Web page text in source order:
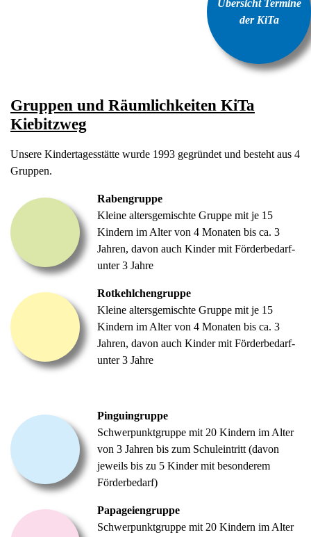
Übersicht Termine
der KiTa
Gruppen und Räumlichkeiten KiTa
Kiebitzweg
Unsere Kindertagesstätte wurde 1993 gegründet und besteht aus 4
Gruppen.
Rabengruppe
Kleine altersgemischte Gruppe mit je 15
Kindern im Alter von 4 Monaten bis ca. 3
Jahren, davon auch Kinder mit Förderbedarf-
unter 3 Jahre
Rotkehlchengruppe
Kleine altersgemischte Gruppe mit je 15
Kindern im Alter von 4 Monaten bis ca. 3
Jahren, davon auch Kinder mit Förderbedarf-
unter 3 Jahre
Pinguingruppe
Schwerpunktgruppe mit 20 Kindern im Alter
von 3 Jahren bis zum Schuleintritt (davon
jeweils bis zu 5 Kinder mit besonderem
Förderbedarf)
Papageiengruppe
Schwerpunktgruppe mit 20 Kindern im Alter